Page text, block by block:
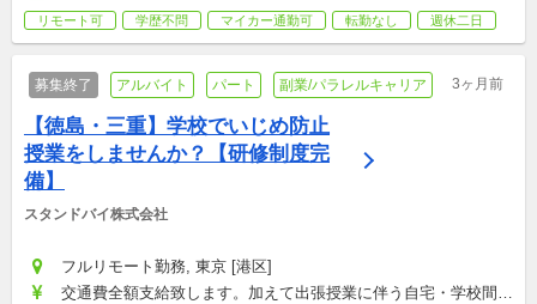
リモート可 学歴不問 マイカー通勤可 転勤なし 週休二日
募集終了 アルバイト パート 副業/パラレルキャリア 3ヶ月前
【徳島・三重】学校でいじめ防止
授業をしませんか？【研修制度完
備】
スタンドバイ株式会社
フルリモート勤務, 東京 [港区]
交通費全額支給致します。加えて出張授業に伴う自宅・学校間の